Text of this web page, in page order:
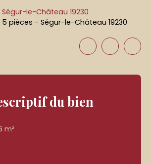
Ségur-le-Château 19230
pièces - Ségur-le-Château 19230
du bien
m²